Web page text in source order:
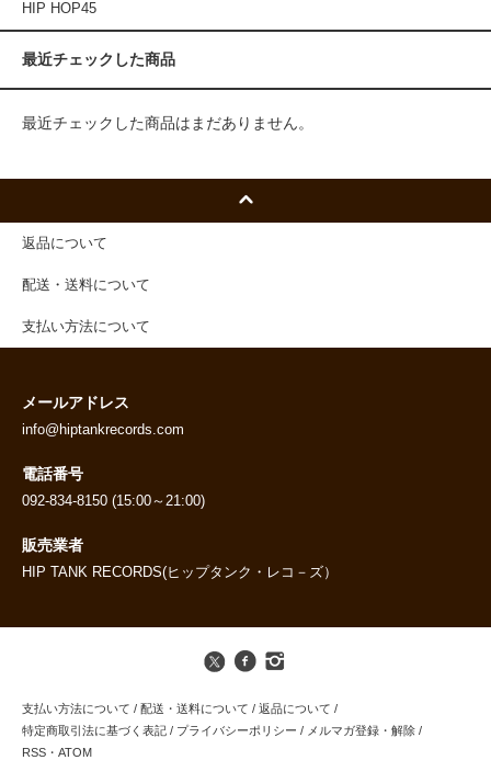
HIP HOP45
最近チェックした商品
最近チェックした商品はまだありません。
返品について
配送・送料について
支払い方法について
メールアドレス
info@hiptankrecords.com
電話番号
092-834-8150 (15:00～21:00)
販売業者
HIP TANK RECORDS(ヒップタンク・レコ－ズ）
支払い方法について / 配送・送料について / 返品について /
特定商取引法に基づく表記 / プライバシーポリシー / メルマガ登録・解除 /
RSS ・ ATOM